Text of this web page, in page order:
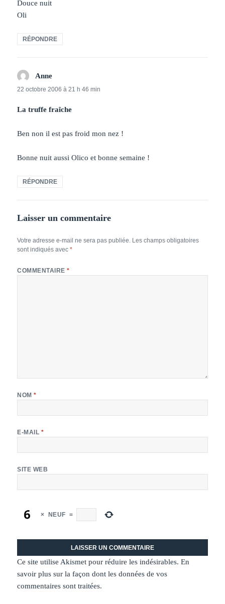
Douce nuit
Oli
RÉPONDRE
Anne
22 octobre 2006 à 21 h 46 min
La truffe fraîche
Ben non il est pas froid mon nez !
Bonne nuit aussi Olico et bonne semaine !
RÉPONDRE
Laisser un commentaire
Votre adresse e-mail ne sera pas publiée. Les champs obligatoires
sont indiqués avec*
COMMENTAIRE*
NOM*
E-MAIL *
SITE WEB
× NEUF =
Ce site utilise Akismet pour réduire les indésirables.En
savoir plus sur la façon dont les données de vos
commentaires sont traitées.